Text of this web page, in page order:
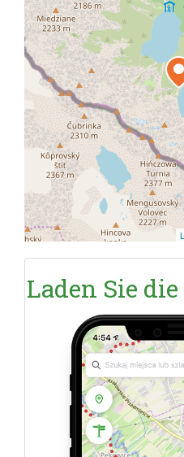
Laden Sie